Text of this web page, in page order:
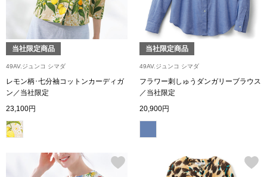
その他
ルームウェア
当社限定商品
49AV.ジュンコ シマダ
レモン柄･七分袖コットンカーディガ
ン／当社限定
23,100円
当社限定商品
49AV.ジュンコ シマダ
フラワー刺しゅうダンガリーブラウス
／当社限定
20,900円